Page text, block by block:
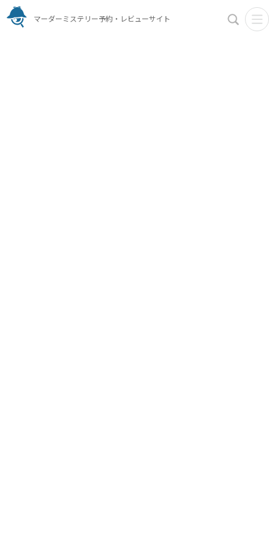
マーダーミステリー予約・レビューサイト